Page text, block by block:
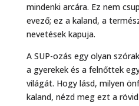
mindenki arcára. Ez nem
evező; ez a kaland, a
nevetések kapuja.
A SUP-ozás egy olyan
a gyerekek és a felnőttek
világát. Hogy lásd, milyen
kaland, nézd meg ezt a